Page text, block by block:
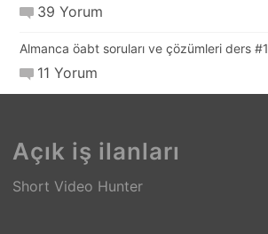
39 Yorum
Almanca öabt soruları ve çözümleri ders #1
11 Yorum
Açık iş ilanları
Short Video Hunter